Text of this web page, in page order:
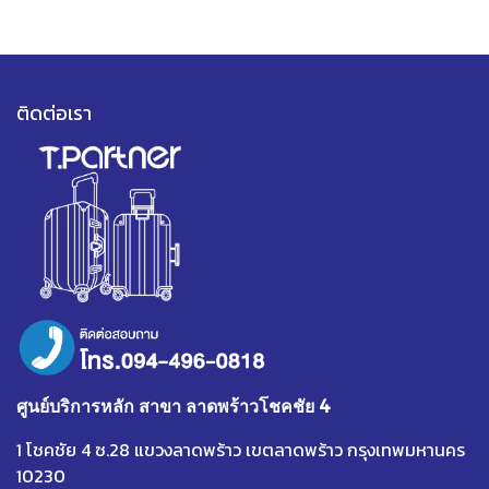
ติดต่อเรา
ศูนย์บริการหลัก สาขา ลาดพร้าวโชคชัย 4
1 โชคชัย 4 ซ.28 แขวงลาดพร้าว เขตลาดพร้าว กรุงเทพมหานคร
10230